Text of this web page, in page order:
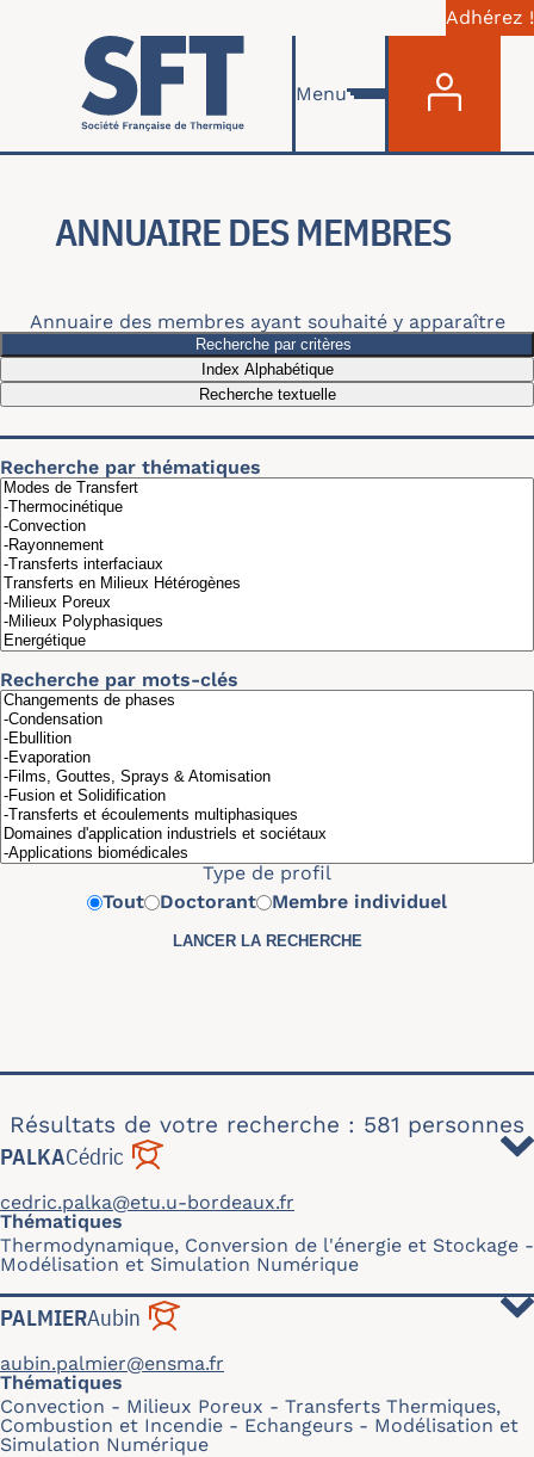
Aller au contenu principal
Adhérez !
Menu
ANNUAIRE DES MEMBRES
Annuaire des membres ayant souhaité y apparaître
Recherche par critères
Index Alphabétique
Recherche textuelle
Recherche par thématiques
Recherche par mots-clés
Type de profil
Tout
Doctorant Membre individuel
Résultats de votre recherche : 581 personnes
PALKACédric
cedric.palka@etu.u-bordeaux.fr
Thématiques
Thermodynamique, Conversion de l'énergie et Stockage
Modélisation et Simulation Numérique
PALMIERAubin
aubin.palmier@ensma.fr
Thématiques
Convection
Milieux Poreux
Transferts Thermiques,
Combustion et Incendie
Echangeurs
Modélisation et
Simulation Numérique